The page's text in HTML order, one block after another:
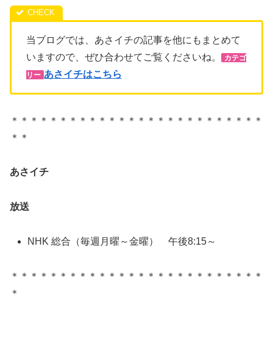
当ブログでは、あさイチの記事を他にもまとめて
いますので、ぜひ合わせてご覧くださいね。
カテゴ
リー あさイチはこちら
＊＊＊＊＊＊＊＊＊＊＊＊＊＊＊＊＊＊＊＊＊＊＊＊＊＊
＊＊
あさイチ
放送
NHK 総合（毎週月曜～金曜） 午後8:15～
＊＊＊＊＊＊＊＊＊＊＊＊＊＊＊＊＊＊＊＊＊＊＊＊＊＊
＊